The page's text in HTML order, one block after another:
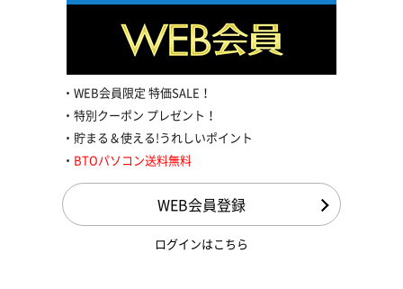
WEB会員限定 特価SALE！
特別クーポン プレゼント！
貯まる＆使える!うれしいポイント
BTOパソコン送料無料
WEB会員登録
ログインはこちら